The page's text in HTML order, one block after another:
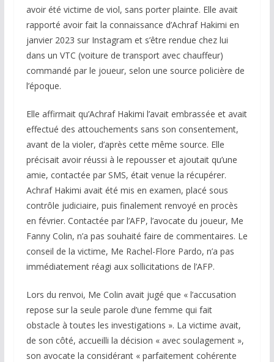
avoir été victime de viol, sans porter plainte. Elle avait
rapporté avoir fait la connaissance d’Achraf Hakimi en
janvier 2023 sur Instagram et s’être rendue chez lui
dans un VTC (voiture de transport avec chauffeur)
commandé par le joueur, selon une source policière de
l’époque.
Elle affirmait qu’Achraf Hakimi l’avait embrassée et avait
effectué des attouchements sans son consentement,
avant de la violer, d’après cette même source. Elle
précisait avoir réussi à le repousser et ajoutait qu’une
amie, contactée par SMS, était venue la récupérer.
Achraf Hakimi avait été mis en examen, placé sous
contrôle judiciaire, puis finalement renvoyé en procès
en février. Contactée par l’AFP, l’avocate du joueur, Me
Fanny Colin, n’a pas souhaité faire de commentaires. Le
conseil de la victime, Me Rachel-Flore Pardo, n’a pas
immédiatement réagi aux sollicitations de l’AFP.
Lors du renvoi, Me Colin avait jugé que « l’accusation
repose sur la seule parole d’une femme qui fait
obstacle à toutes les investigations ». La victime avait,
de son côté, accueilli la décision « avec soulagement »,
son avocate la considérant « parfaitement cohérente